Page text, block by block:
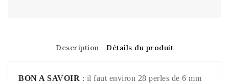
Description Détails du produit
BON A SAVOIR : il faut environ 28 perles de 6 mm